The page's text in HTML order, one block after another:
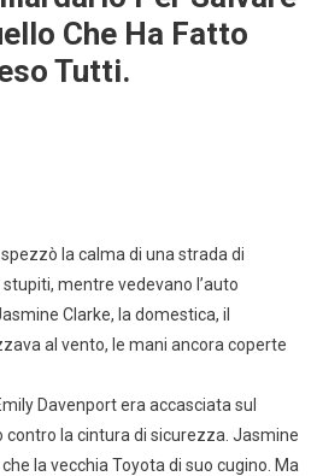
Che Ha Fatto
Tutti.
spezzò la calma di una strada di
mentre vedevano l’auto
Clarke, la domestica, il
al vento, le mani ancora coperte
Davenport era accasciata sul
contro la cintura di sicurezza. Jasmine
la vecchia Toyota di suo cugino. Ma